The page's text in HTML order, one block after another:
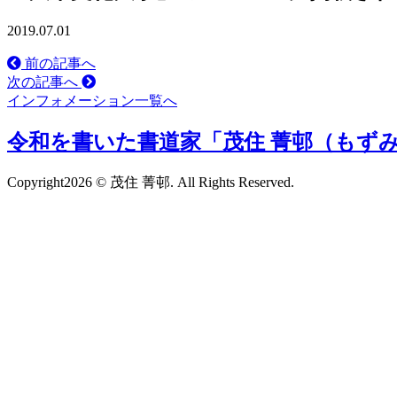
2019.07.01
前の記事へ
次の記事へ
インフォメーション一覧へ
令和を書いた書道家「茂住 菁邨（もず
Copyright2026 © 茂住 菁邨. All Rights Reserved.